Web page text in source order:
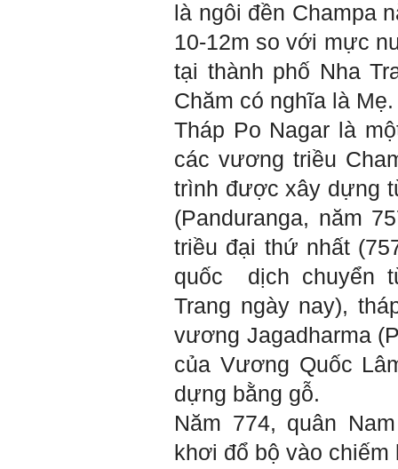
là ngôi đền Champa
10-12m so với mực
tại thành phố Nha
Chăm có nghĩa là Mẹ.
Tháp Po Nagar là
các vương triều
trình được xây dựng
(Panduranga, năm
triều đại thứ nhất (
quốc dịch chuyển
Trang ngày nay),
vương Jagadharma (
của Vương Quốc
dựng bằng gỗ.
Năm 774, quân
khơi đổ bộ vào